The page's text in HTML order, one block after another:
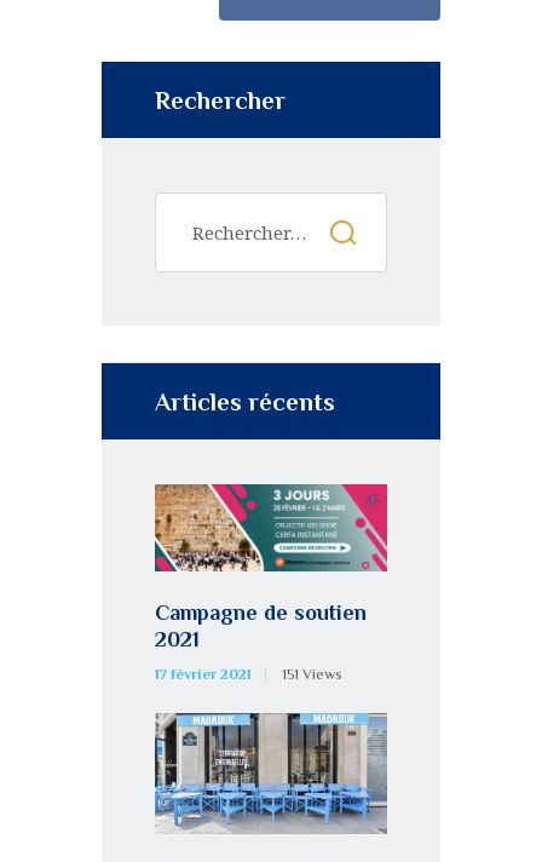
Rechercher
Articles récents
Campagne de soutien
2021
17 février 2021 151 Views